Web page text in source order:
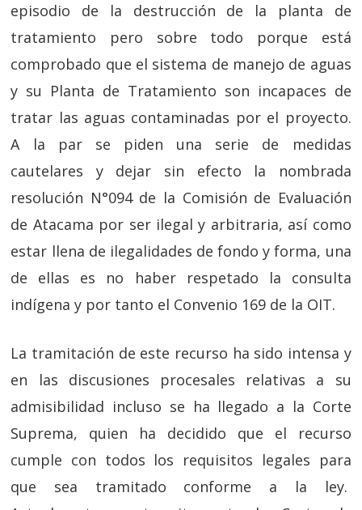
episodio de la destrucción de la planta de
tratamiento pero sobre todo porque está
comprobado que el sistema de manejo de aguas
y su Planta de Tratamiento son incapaces de
tratar las aguas contaminadas por el proyecto.
A la par se piden una serie de medidas
cautelares y dejar sin efecto la nombrada
resolución N°094 de la Comisión de Evaluación
de Atacama por ser ilegal y arbitraria, así como
estar llena de ilegalidades de fondo y forma, una
de ellas es no haber respetado la consulta
indígena y por tanto el Convenio 169 de la OIT.
La tramitación de este recurso ha sido intensa y
en las discusiones procesales relativas a su
admisibilidad incluso se ha llegado a la Corte
Suprema, quien ha decidido que el recurso
cumple con todos los requisitos legales para
que sea tramitado conforme a la ley.